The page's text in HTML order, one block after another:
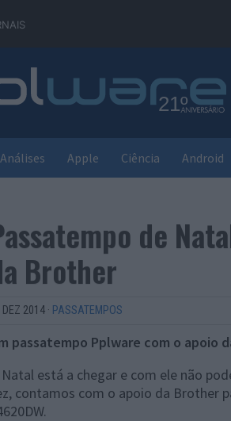
Análises Apple Ciência Android
de
Brother
DEZ 2014 · PASSATEMPOS
passatempo Pplware com o apoio
Natal está a chegar e com ele não
contamos com o apoio da Brother